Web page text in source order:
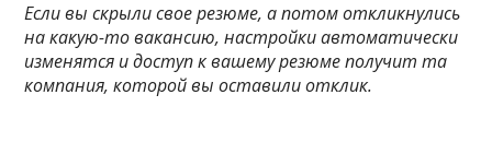
Если вы скрыли свое резюме, а потом откликнулись
на какую-то вакансию, настройки автоматически
изменятся и доступ к вашему резюме получит та
компания, которой вы оставили отклик.